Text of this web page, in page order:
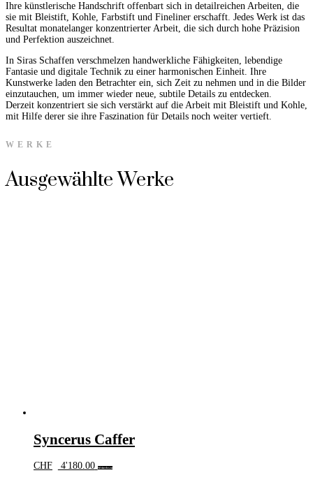
Ihre künstlerische Handschrift offenbart sich in detailreichen Arbeiten, die
sie mit Bleistift, Kohle, Farbstift und Fineliner erschafft. Jedes Werk ist das
Resultat monatelanger konzentrierter Arbeit, die sich durch hohe Präzision
und Perfektion auszeichnet.
In Siras Schaffen verschmelzen handwerkliche Fähigkeiten, lebendige
Fantasie und digitale Technik zu einer harmonischen Einheit. Ihre
Kunstwerke laden den Betrachter ein, sich Zeit zu nehmen und in die Bilder
einzutauchen, um immer wieder neue, subtile Details zu entdecken.
Derzeit konzentriert sie sich verstärkt auf die Arbeit mit Bleistift und Kohle,
mit Hilfe derer sie ihre Faszination für Details noch weiter vertieft.
WERKE
Ausgewählte Werke
Syncerus Caffer
CHF 4'180.00 Weiterlesen